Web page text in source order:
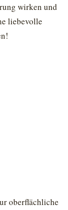
wirken und
liebevolle
oberflächliche